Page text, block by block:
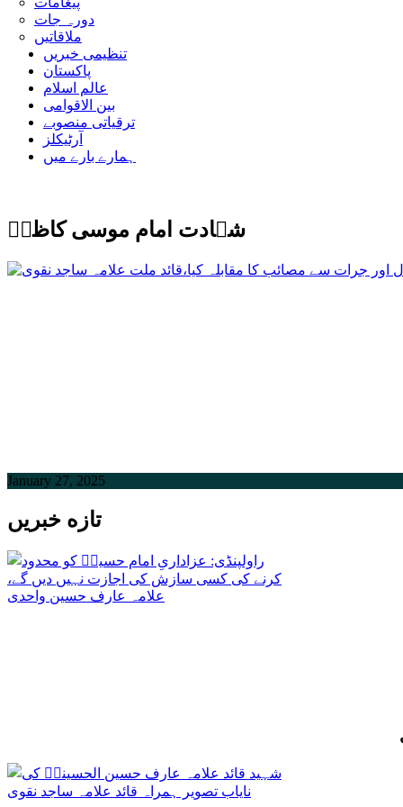
دورہ جات
ملاقاتیں
تنظیمی خبریں
پاکستان
عالم اسلام
بین الاقوامی
ترقیاتی منصوبے
آرٹیکلز
ہمارے بارے میں
شہادت امام موسی کاظمؑ
January 27, 2025
تازه خبریں